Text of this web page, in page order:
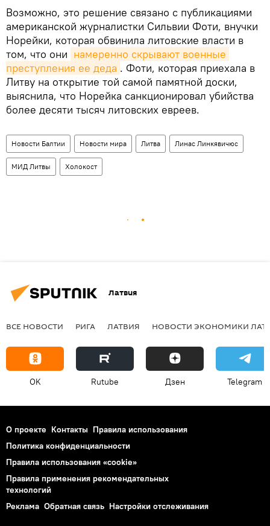
Возможно, это решение связано с публикациями
американской журналистки Сильвии Фоти, внучки
Норейки, которая обвинила литовские власти в
том, что они намеренно скрывают военные
преступления ее деда . Фоти, которая приехала в
Литву на открытие той самой памятной доски,
выяснила, что Норейка санкционировал убийства
более десяти тысяч литовских евреев.
Новости Балтии Новости мира Литва Линас Линкявичюс
МИД Литвы Холокост
Латвия
ВСЕ НОВОСТИ РИГА ЛАТВИЯ НОВОСТИ ЭКОНОМИКИ
OK Rutube Дзен Telegram
О проекте Контакты Правила использования
Политика конфиденциальности
Правила использования «cookie»
Правила применения рекомендательных
технологий
Реклама Обратная связь Настройки отслеживания